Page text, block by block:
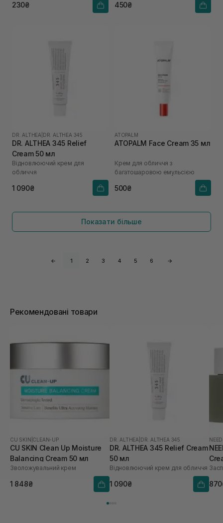
230₴ 450₴
DR. ALTHEA DR. ALTHEA 345
DR. ALTHEA 345 Relief
Cream 50 мл
Відновлюючий крем для
обличчя
1 090₴
ATOPALM
ATOPALM Face Cream 35 мл
Крем для обличчя з
багатошаровою емульсією
500₴
Показати більше
← 1 2 3 4 5 6 →
Рекомендовані товари
CU SKIN CLEAN-UP
CU SKIN Clean Up Moisture
Balancing Cream 50 мл
Зволожувальний крем
1 848₴
DR. ALTHEA DR. ALTHEA 345
DR. ALTHEA 345 Relief Cream
50 мл
Відновлюючий крем для обличчя
1 090₴